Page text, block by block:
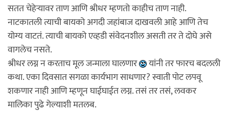
सतत चेहेऱ्यावर ताण आणि श्रीधर म्हणतो काहीच ताण नाही.
नाटकातली त्याची बायको अगदी जहांबाज दाखवली आहे आणि तेच
योग्य वाटतं. त्याची बायको एव्हडी संवेदनशील असती तर ते दोघे असे
वागलेच नसते.
श्रीधर लग्न न करताच मूल जन्माला घालणार
यांनी तर फारच बदलली
कथा. एका दिवसात सगळा कार्यभाग साधणार? स्वाती पोट लपवू
शकणार नाही आणि म्हणून घाईघाईत लग्न. तसं तर तसं, लवकर
मालिका पुढे गेल्याशी मतलब.